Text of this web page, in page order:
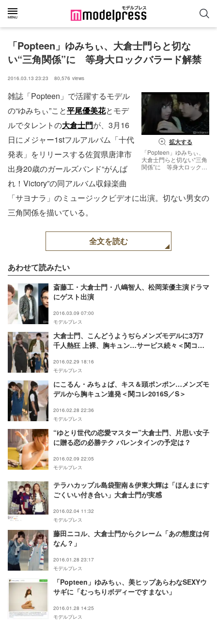
「Popteen」ゆみちぃ、大倉士門らと切な
い“三角関係”に　等身大ロックバラード解禁
2016.03.13 23:23 80,576 views
拡大する
「Popteen」ゆみちぃ、
大倉士門らと切ない“三角
関係”に 等身大ロックバ
雑誌「Popteen」で活躍するモデル
の“ゆみちぃ”こと平尾優美花とモデ
ルでタレントの大倉士門が、3月16
日にメジャー1stフルアルバム「十代
発表」をリリースする佐賀県唐津市
出身20歳のガールズバンド“がんば
れ！Victory”の同アルバム収録楽曲
「サヨナラ」のミュージックビデオに出演。切ない男女の
三角関係を描いている。
全文を読む
あわせて読みたい
斎藤工・大倉士門・八嶋智人、松岡茉優主演ドラマ
にゲスト出演
2016.03.09 07:00
モデルプレス
大倉士門、こんどうようぢらメンズモデルに3万7
千人熱狂 上裸、胸キュン…サービス続々＜関コレ
2016.02.29 18:16
モデルプレス
にこるん・みちょぱ、キス＆頭ポンポン…メンズモ
デルから胸キュン連発＜関コレ2016S／S＞
2016.02.28 22:36
モデルプレス
“ゆとり世代の恋愛マスター”大倉士門、片思い女子
に贈る恋の必勝テク バレンタインの予定は？
2016.02.09 22:05
モデルプレス
テラハカップル島袋聖南＆伊東大輝は「ほんまにす
ごくいい付き合い」大倉士門が実感
2016.02.04 11:32
モデルプレス
藤田ニコル、大倉士門からクレーム「あの態度は何
なん？」
2016.01.28 23:17
モデルプレス
「Popteen」ゆみちぃ、美ヒップあらわなSEXYウ
サギに「むっちりボディーですまない」
2016.01.28 14:25
モデルプレス